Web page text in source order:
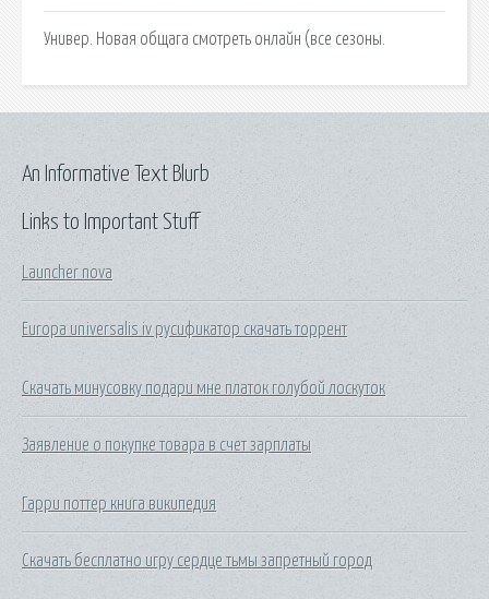
Универ. Новая общага смотреть онлайн (все сезоны.
Links to Important Stuff
Launcher nova
Europa universalis iv русификатор скачать торрент
Скачать минусовку подари мне платок голубой лоскуток
Заявление о покупке товара в счет зарплаты
Гарри поттер книга википедия
Скачать бесплатно игру сердце тьмы запретный город
An Informative Text Blurb